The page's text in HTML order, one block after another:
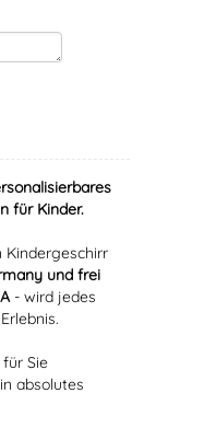
für Kinder.
Kindergeschirr
und frei
- wird jedes
Sie
absolutes